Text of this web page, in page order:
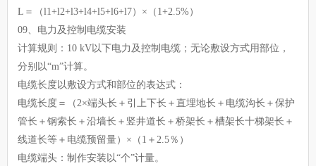
L＝（l1+l2+l3+l4+l5+l6+l7）×（1+2.5%）
09、电力及控制电缆安装
计算规则：10 kV以下电力及控制电缆；无论敷设方式用部位，
分别以“m”计算。
电缆长度以敷设方式和部位的表达式：
电缆长度＝（2×端头长＋引上下长＋直埋地长＋电缆沟长＋保护
管长＋钢索长＋沿墙长＋竖井道长＋桥架长＋槽架长十梯架长＋
线道长等＋电缆预留量）×（1＋2.5％）
电缆端头：制作安装以“个”计量。